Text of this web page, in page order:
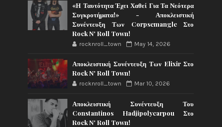
«Η Ταυτότητα Έχει Χαθεί Για Τα Νεότερα
Συγκροτήματα!» - Αποκλειστική
Συνέντευξη Των Corpsemangle Στο
Rock N' Roll Town!
rocknroll_town May 14, 2026
Αποκλειστική Συνέντευξη Των Elixir Στο
Rock N' Roll Town!
rocknroll_town Mar 10, 2026
Αποκλειστική Συνέντευξη Του
Constantinos Hadjipolycarpou Στο
Rock N' Roll Town!